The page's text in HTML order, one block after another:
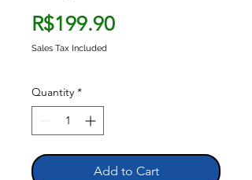
R$199.90Price
Sales Tax Included
Quantity *
Add to Cart